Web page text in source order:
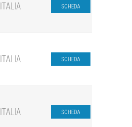
ITALIA
ITALIA
ITALIA